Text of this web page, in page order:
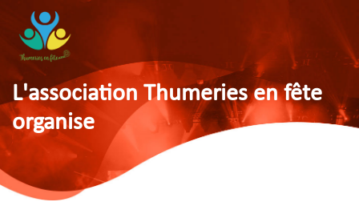
L'association Thumeries en fête
organise